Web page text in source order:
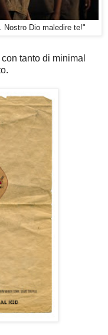
Nostro Dio maledire te!"
con tanto di minimal